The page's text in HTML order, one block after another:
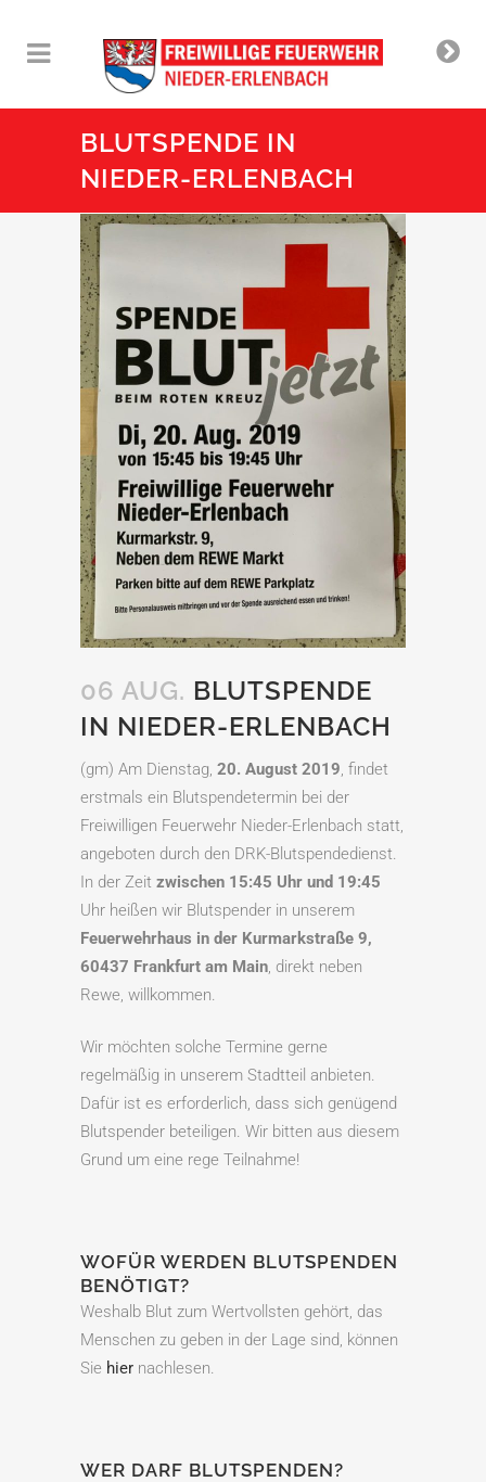
BLUTSPENDE IN
NIEDER-ERLENBACH
06 AUG. BLUTSPENDE
IN NIEDER-ERLENBACH
(gm) Am Dienstag, 20. August 2019, findet
erstmals ein Blutspendetermin bei der
Freiwilligen Feuerwehr Nieder-Erlenbach statt,
angeboten durch den DRK-Blutspendedienst.
In der Zeit zwischen 15:45 Uhr und 19:45
Uhr heißen wir Blutspender in unserem
Feuerwehrhaus in der Kurmarkstraße 9,
60437 Frankfurt am Main, direkt neben
Rewe, willkommen.
Wir möchten solche Termine gerne
regelmäßig in unserem Stadtteil anbieten.
Dafür ist es erforderlich, dass sich genügend
Blutspender beteiligen. Wir bitten aus diesem
Grund um eine rege Teilnahme!
WOFÜR WERDEN BLUTSPENDEN
BENÖTIGT?
Weshalb Blut zum Wertvollsten gehört, das
Menschen zu geben in der Lage sind, können
Sie hier nachlesen.
WER DARF BLUTSPENDEN?